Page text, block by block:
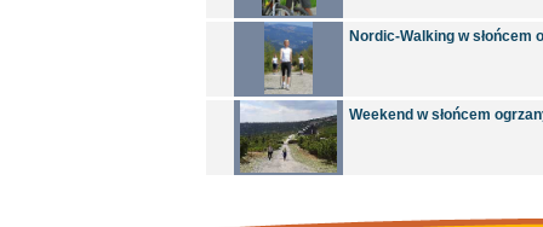
Nordic-Walking w słońcem
Weekend w słońcem